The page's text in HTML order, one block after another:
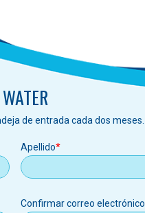
de entrada cada dos meses.
Apellido
Confirmar correo electrónico